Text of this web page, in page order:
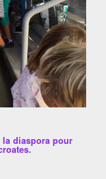
la diaspora pour